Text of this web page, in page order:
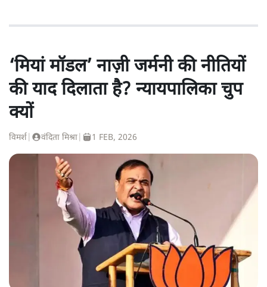
‘मियां मॉडल’ नाज़ी जर्मनी की नीतियों
की याद दिलाता है? न्यायपालिका चुप
क्यों
विमर्श वंदिता मिश्रा 1 FEB, 2026